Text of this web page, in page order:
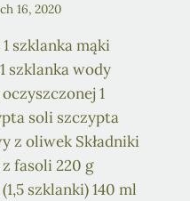
16, 2020
szklanka mąki
szklanka wody
1
soli szczypta
z oliwek Składniki
fasoli 220 g
szklanki) 140 ml